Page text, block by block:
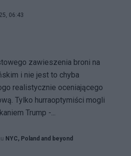
06:43
zawieszenia broni na
i nie jest to chyba
realistycznie oceniającego
Tylko hurraoptymiści mogli
Trump -...
NYC, Poland and beyond